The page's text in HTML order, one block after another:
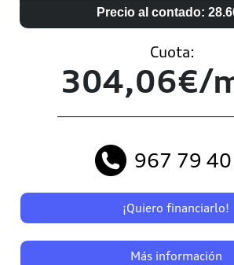
Precio al contado:
Cuota:
304,06€/
967 79
¡Quiero financiarlo!
Más información